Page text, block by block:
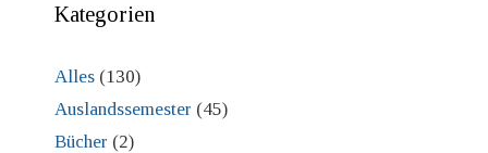
Kategorien
Alles (130)
Auslandssemester (45)
Bücher (2)